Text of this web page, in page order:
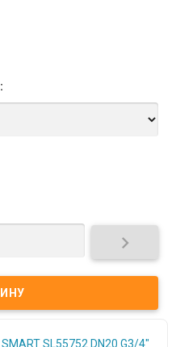
:
